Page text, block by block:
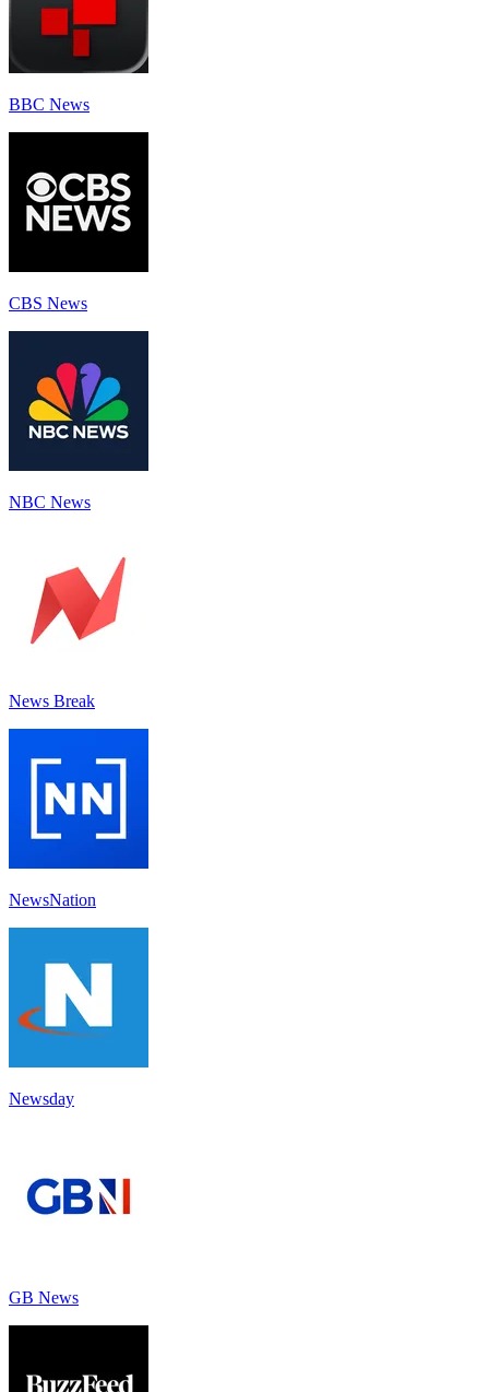
BBC News
CBS News
NBC News
News Break
NewsNation
Newsday
GB News